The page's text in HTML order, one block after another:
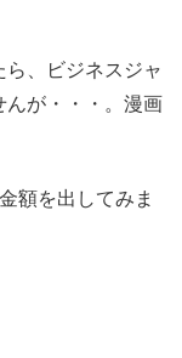
、ビジネスジャ
んが・・・。漫画
額を出してみま